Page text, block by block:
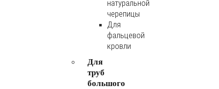
натуральной
черепицы
Для
фальцевой
кровли
Для
труб
большого